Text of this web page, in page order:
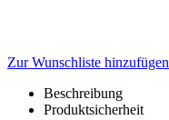
Zur Wunschliste hinzufügen
Beschreibung
Produktsicherheit